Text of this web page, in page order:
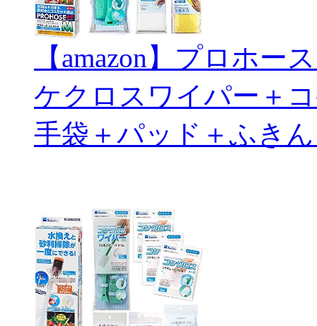
【amazon】プロホ
ケクロスワイパー＋
手袋＋パッド＋ふき